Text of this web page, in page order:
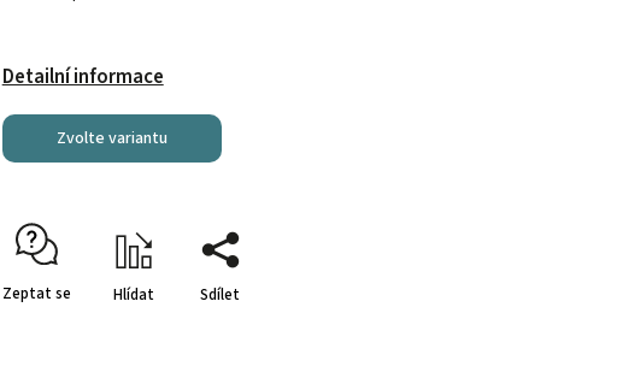
Detailní informace
Zvolte variantu
Zeptat se Hlídat Sdílet